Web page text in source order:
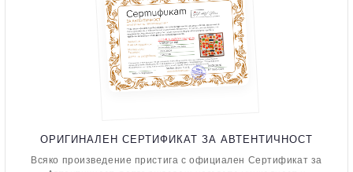
ОРИГИНАЛЕН СЕРТИФИКАТ ЗА АВТЕНТИЧНОСТ
Всяко произведение пристига с официален Сертификат за